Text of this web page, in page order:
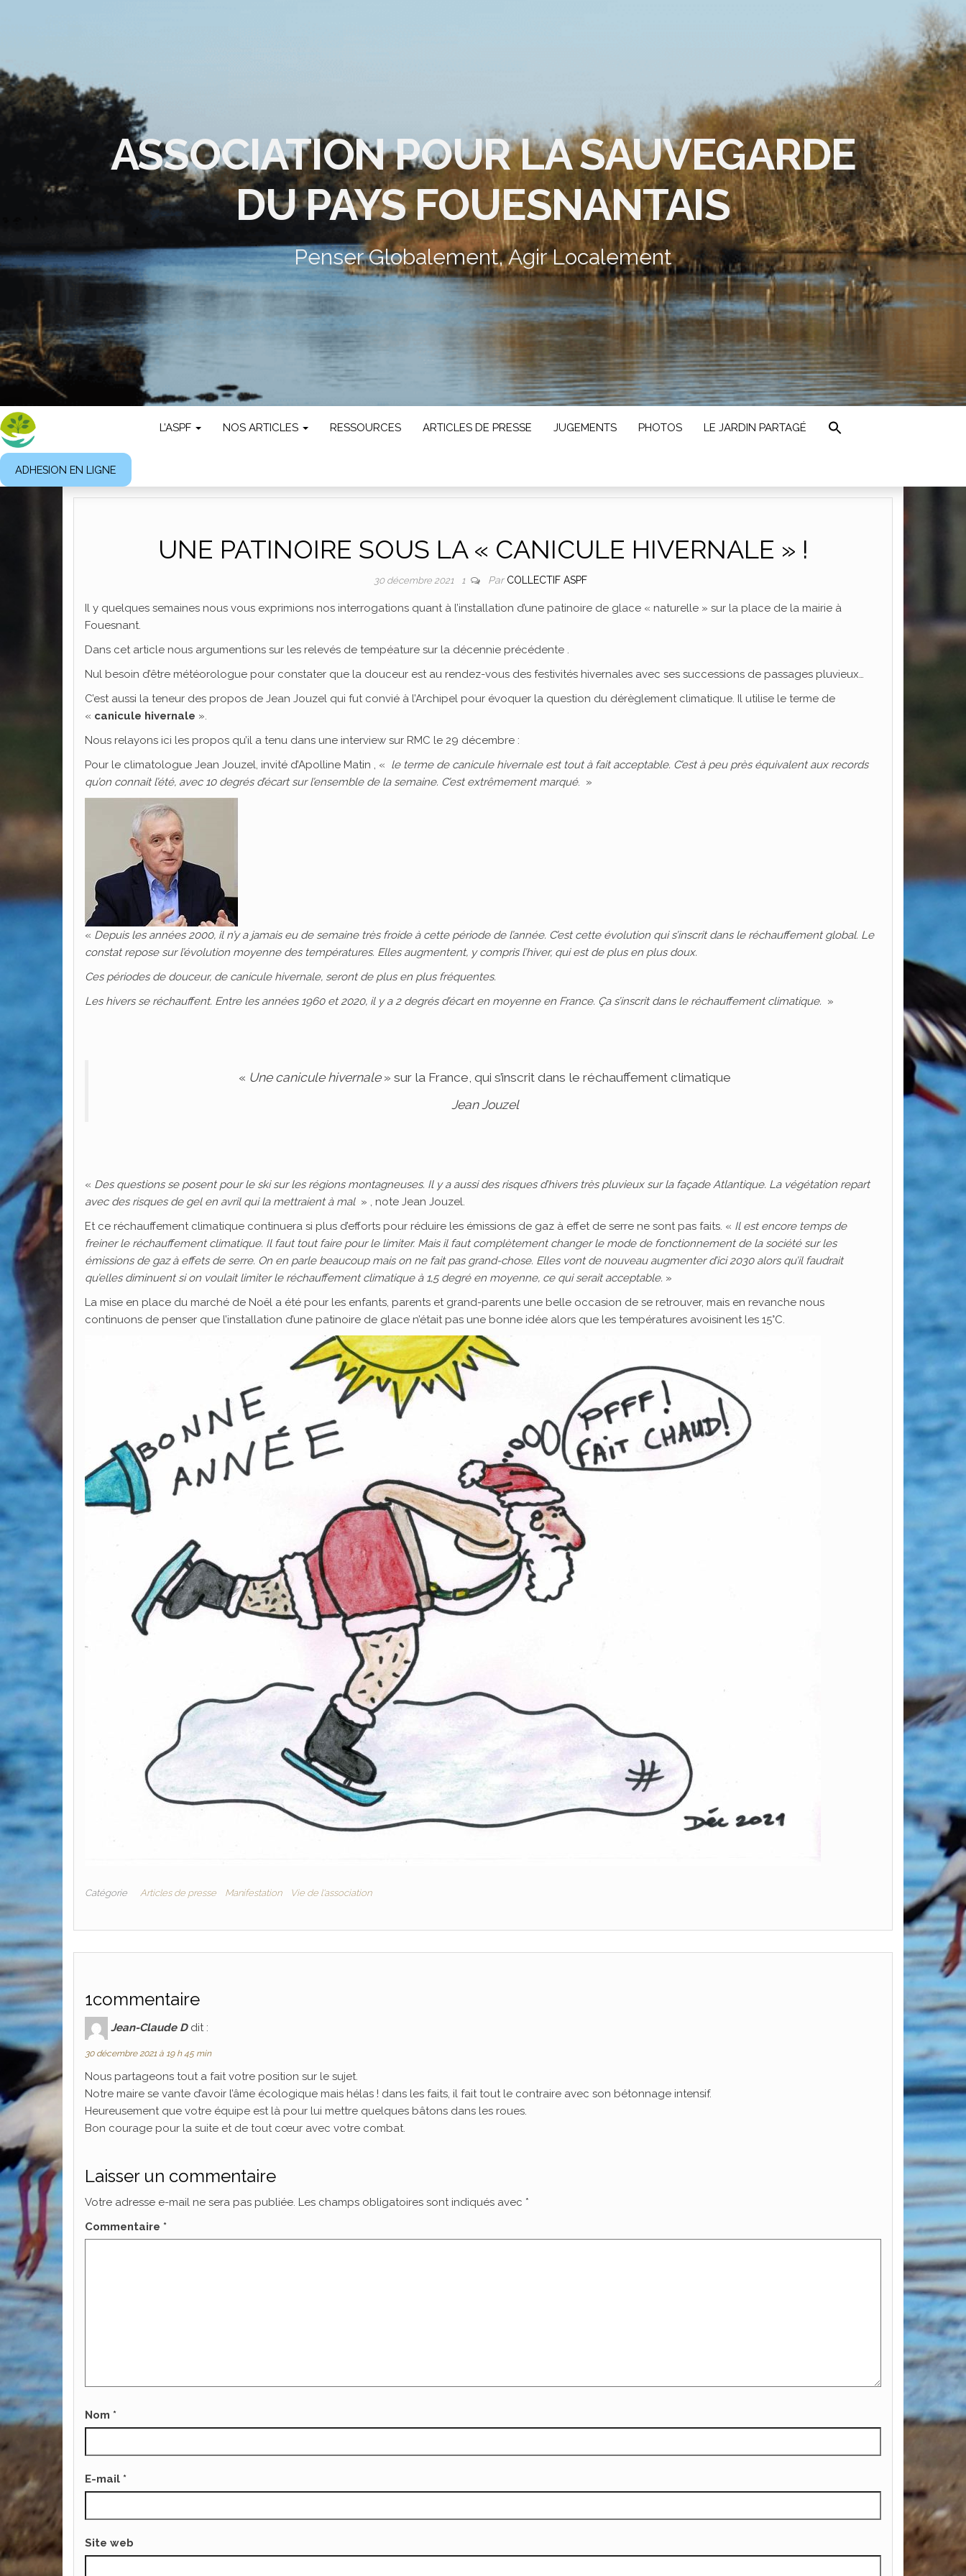
ASSOCIATION POUR LA SAUVEGARDE
DU PAYS FOUESNANTAIS
Penser Globalement, Agir Localement
L’ASPF NOS ARTICLES RESSOURCES ARTICLES DE PRESSE JUGEMENTS PHOTOS LE JARDIN PARTAGÉ
ADHESION EN LIGNE
UNE PATINOIRE SOUS LA « CANICULE HIVERNALE » !
30 décembre 2021 1 Par COLLECTIF ASPF
Il y quelques semaines nous vous exprimions nos interrogations quant à l’installation d’une patinoire de glace « naturelle » sur la place de la mairie à
Fouesnant.
Dans cet article nous argumentions sur les relevés de tempéature sur la décennie précédente .
Nul besoin d’être météorologue pour constater que la douceur est au rendez-vous des festivités hivernales avec ses successions de passages pluvieux…
C’est aussi la teneur des propos de Jean Jouzel qui fut convié à l’Archipel pour évoquer la question du dérèglement climatique. Il utilise le terme de
« canicule hivernale ».
Nous relayons ici les propos qu’il a tenu dans une interview sur RMC le 29 décembre :
Pour le climatologue Jean Jouzel, invité d’Apolline Matin , « le terme de canicule hivernale est tout à fait acceptable. C’est à peu près équivalent aux records
qu’on connait l’été, avec 10 degrés d’écart sur l’ensemble de la semaine. C’est extrêmement marqué. »
« Depuis les années 2000, il n’y a jamais eu de semaine très froide à cette période de l’année. C’est cette évolution qui s’inscrit dans le réchauffement global. Le
constat repose sur l’évolution moyenne des températures. Elles augmentent, y compris l’hiver, qui est de plus en plus doux.
Ces périodes de douceur, de canicule hivernale, seront de plus en plus fréquentes.
Les hivers se réchauffent. Entre les années 1960 et 2020, il y a 2 degrés d’écart en moyenne en France. Ça s’inscrit dans le réchauffement climatique. »
« Une canicule hivernale» sur la France, qui s’inscrit dans le réchauffement climatique
Jean Jouzel
« Des questions se posent pour le ski sur les régions montagneuses. Il y a aussi des risques d’hivers très pluvieux sur la façade Atlantique. La végétation repart
avec des risques de gel en avril qui la mettraient à mal» , note Jean Jouzel.
Et ce réchauffement climatique continuera si plus d’efforts pour réduire les émissions de gaz à effet de serre ne sont pas faits. « Il est encore temps de
freiner le réchauffement climatique. Il faut tout faire pour le limiter. Mais il faut complètement changer le mode de fonctionnement de la société sur les
émissions de gaz à effets de serre. On en parle beaucoup mais on ne fait pas grand-chose. Elles vont de nouveau augmenter d’ici 2030 alors qu’il faudrait
qu’elles diminuent si on voulait limiter le réchauffement climatique à 1,5 degré en moyenne, ce qui serait acceptable. »
La mise en place du marché de Noël a été pour les enfants, parents et grand-parents une belle occasion de se retrouver, mais en revanche nous
continuons de penser que l’installation d’une patinoire de glace n’était pas une bonne idée alors que les températures avoisinent les 15°C.
Catégorie Articles de presse Manifestation Vie de l'association
1commentaire
Jean-Claude D dit :
30 décembre 2021 à 19 h 45 min
Nous partageons tout a fait votre position sur le sujet.
Notre maire se vante d’avoir l’âme écologique mais hélas ! dans les faits, il fait tout le contraire avec son bétonnage intensif.
Heureusement que votre équipe est là pour lui mettre quelques bâtons dans les roues.
Bon courage pour la suite et de tout cœur avec votre combat.
Laisser un commentaire
Votre adresse e-mail ne sera pas publiée. Les champs obligatoires sont indiqués avec *
Commentaire *
Nom *
E-mail *
Site web